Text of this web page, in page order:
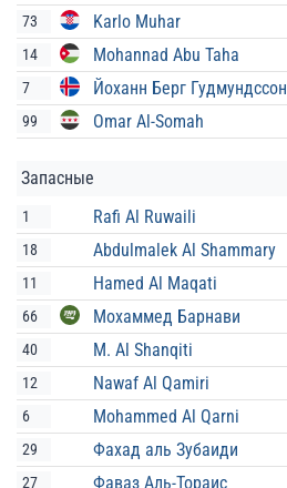
73 Karlo Muhar
14 Mohannad Abu Taha
7 Йоханн Берг Гудмундссон
99 Omar Al-Somah
Запасные
1 Rafi Al Ruwaili
18 Abdulmalek Al Shammary
11 Hamed Al Maqati
66 Мохаммед Барнави
40 M. Al Shanqiti
12 Nawaf Al Qamiri
6 Mohammed Al Qarni
29 Фахад аль Зубаиди
27 Фаваз Аль-Тораис